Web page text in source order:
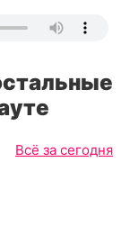
Всё за сегодня